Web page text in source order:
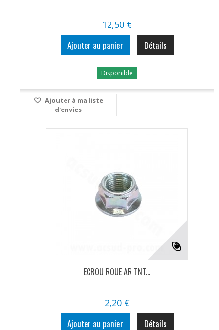
12,50 €
Ajouter au panier Détails
Disponible
Ajouter à ma liste
d'envies
ECROU ROUE AR TNT...
2,20 €
Ajouter au panier Détails